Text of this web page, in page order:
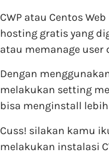
CWP atau Centos
hosting gratis yang
atau memanage user
Dengan
melakukan setting
bisa menginstall
Cuss! silakan kamu
melakukan instalasi